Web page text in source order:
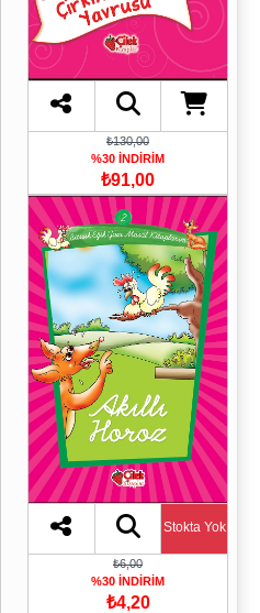
₺130,00
%30 İNDİRİM
₺91,00
Stokta Yok
₺6,00
%30 İNDİRİM
₺4,20